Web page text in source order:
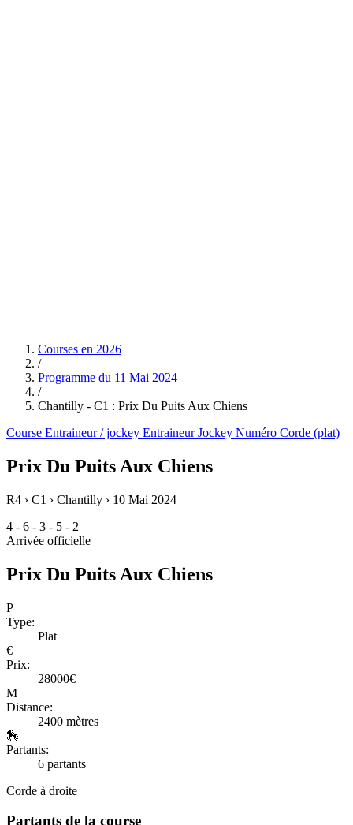
Courses en 2026
/
Programme du 11 Mai 2024
/
Chantilly - C1 : Prix Du Puits Aux Chiens
Course Entraineur / jockey EntraineurJockey Numéro Corde (plat)
Prix Du Puits Aux Chiens
R4 › C1 › Chantilly › 10 Mai 2024
4 - 6 - 3 - 5 - 2
Arrivée officielle
Prix Du Puits Aux Chiens
P
Type:
Plat
€
Prix:
28000€
M
Distance:
2400 mètres
🏇
Partants:
6 partants
Corde à droite
Partants de la course